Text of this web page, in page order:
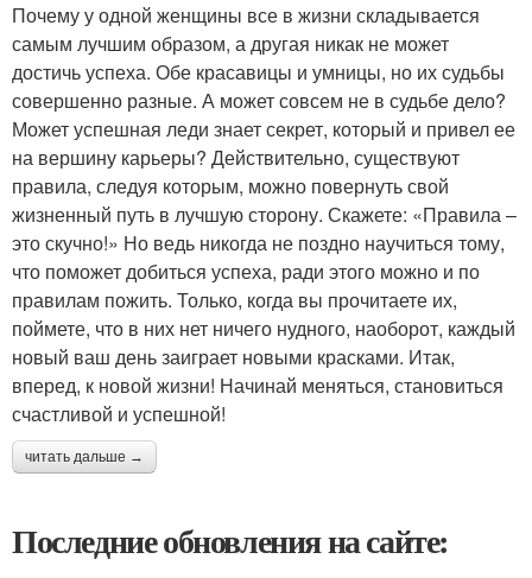
Почему у одной женщины все в жизни складывается
самым лучшим образом, а другая никак не может
достичь успеха. Обе красавицы и умницы, но их судьбы
совершенно разные. А может совсем не в судьбе дело?
Может успешная леди знает секрет, который и привел ее
на вершину карьеры? Действительно, существуют
правила, следуя которым, можно повернуть свой
жизненный путь в лучшую сторону. Скажете: «Правила –
это скучно!» Но ведь никогда не поздно научиться тому,
что поможет добиться успеха, ради этого можно и по
правилам пожить. Только, когда вы прочитаете их,
поймете, что в них нет ничего нудного, наоборот, каждый
новый ваш день заиграет новыми красками. Итак,
вперед, к новой жизни! Начинай меняться, становиться
счастливой и успешной!
читать дальше →
Последние обновления на сайте: